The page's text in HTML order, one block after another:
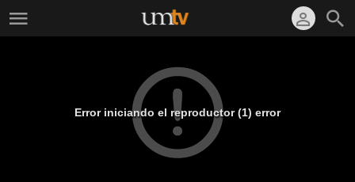
Error iniciando el reproductor (1) error